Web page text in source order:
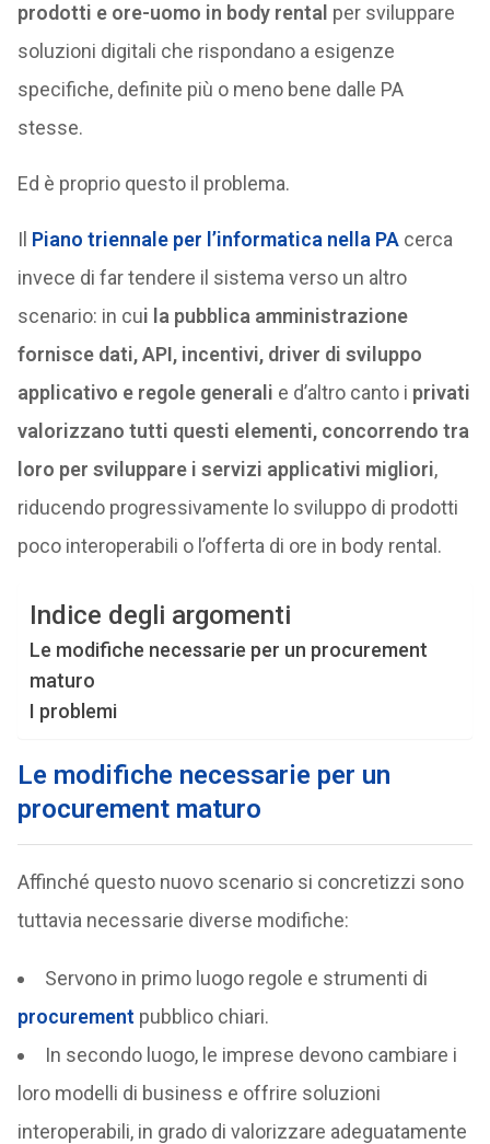
prodotti e ore-uomo in body rental per sviluppare
soluzioni digitali che rispondano a esigenze
specifiche, definite più o meno bene dalle PA
stesse.
Ed è proprio questo il problema.
Il Piano triennale per l’informatica nella PAcerca
invece di far tendere il sistema verso un altro
scenario: in cui la pubblica amministrazione
fornisce dati, API, incentivi, driver di sviluppo
applicativo e regole generali e d’altro canto i privati
valorizzano tutti questi elementi, concorrendo tra
loro per sviluppare i servizi applicativi migliori,
riducendo progressivamente lo sviluppo di prodotti
poco interoperabili o l’offerta di ore in body rental.
Indice degli argomenti
Le modifiche necessarie per un procurement
maturo
I problemi
Le modifiche necessarie per un
procurement maturo
Affinché questo nuovo scenario si concretizzi sono
tuttavia necessarie diverse modifiche:
Servono in primo luogo regole e strumenti di
procurement pubblico chiari.
In secondo luogo, le imprese devono cambiare i
loro modelli di business e offrire soluzioni
interoperabili, in grado di valorizzare adeguatamente